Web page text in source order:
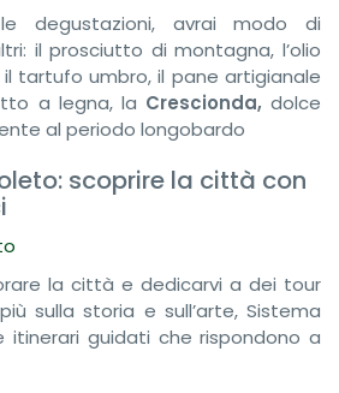
degustazioni, avrai modo di
il prosciutto di montagna, l’olio
il tartufo umbro, il pane artigianale
a legna, la Crescionda,dolce
al periodo longobardo
scoprire la città con
la città e dedicarvi a dei tour
sulla storia e sull’arte, Sistema
itinerari guidati che rispondono a